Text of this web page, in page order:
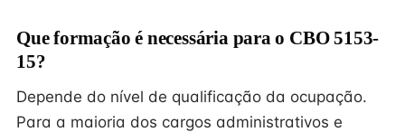
Que formação é necessária para o CBO 5153-
15?
Depende do nível de qualificação da ocupação.
Para a maioria dos cargos administrativos e